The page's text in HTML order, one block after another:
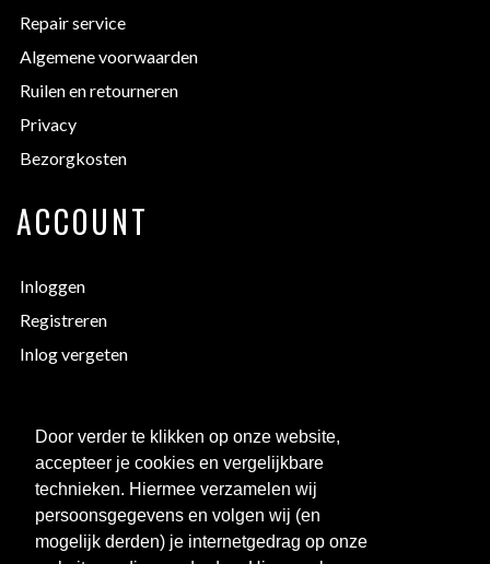
Door verder te klikken op onze website,
accepteer je cookies en vergelijkbare
technieken. Hiermee verzamelen wij
persoonsgegevens en volgen wij (en
mogelijk derden) je internetgedrag op onze
Repair service
Algemene voorwaarden
Ruilen en retourneren
Privacy
Bezorgkosten
ACCOUNT
Inloggen
Registreren
Inlog vergeten
Bedrukken
Maattabellen
Links